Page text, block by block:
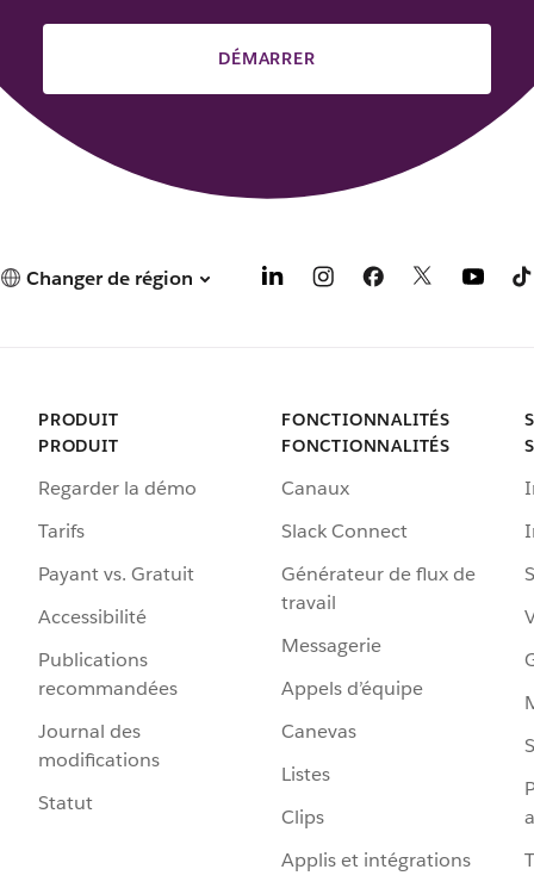
DÉMARRER
Changer de région
PRODUIT
PRODUIT
Regarder la démo
Tarifs
Payant vs. Gratuit
Accessibilité
Publications
recommandées
Journal des
modifications
Statut
FONCTIONNALITÉS
FONCTIONNALITÉS
Canaux
Slack Connect
Générateur de flux de
travail
Messagerie
Appels d’équipe
Canevas
Listes
Clips
Applis et intégrations